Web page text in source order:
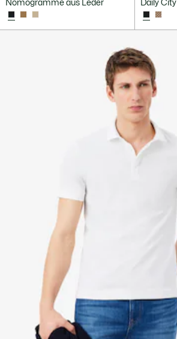
Nomogramme aus Leder
Daily City